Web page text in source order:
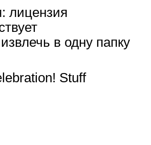
лицензия
в одну папку
Stuff